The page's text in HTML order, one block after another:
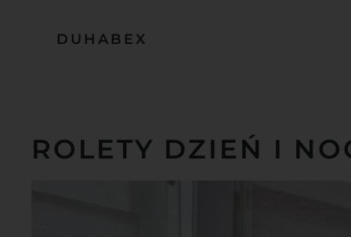
Przejdź do treści głównej
DUHABEX
ROLETY DZIEŃ I